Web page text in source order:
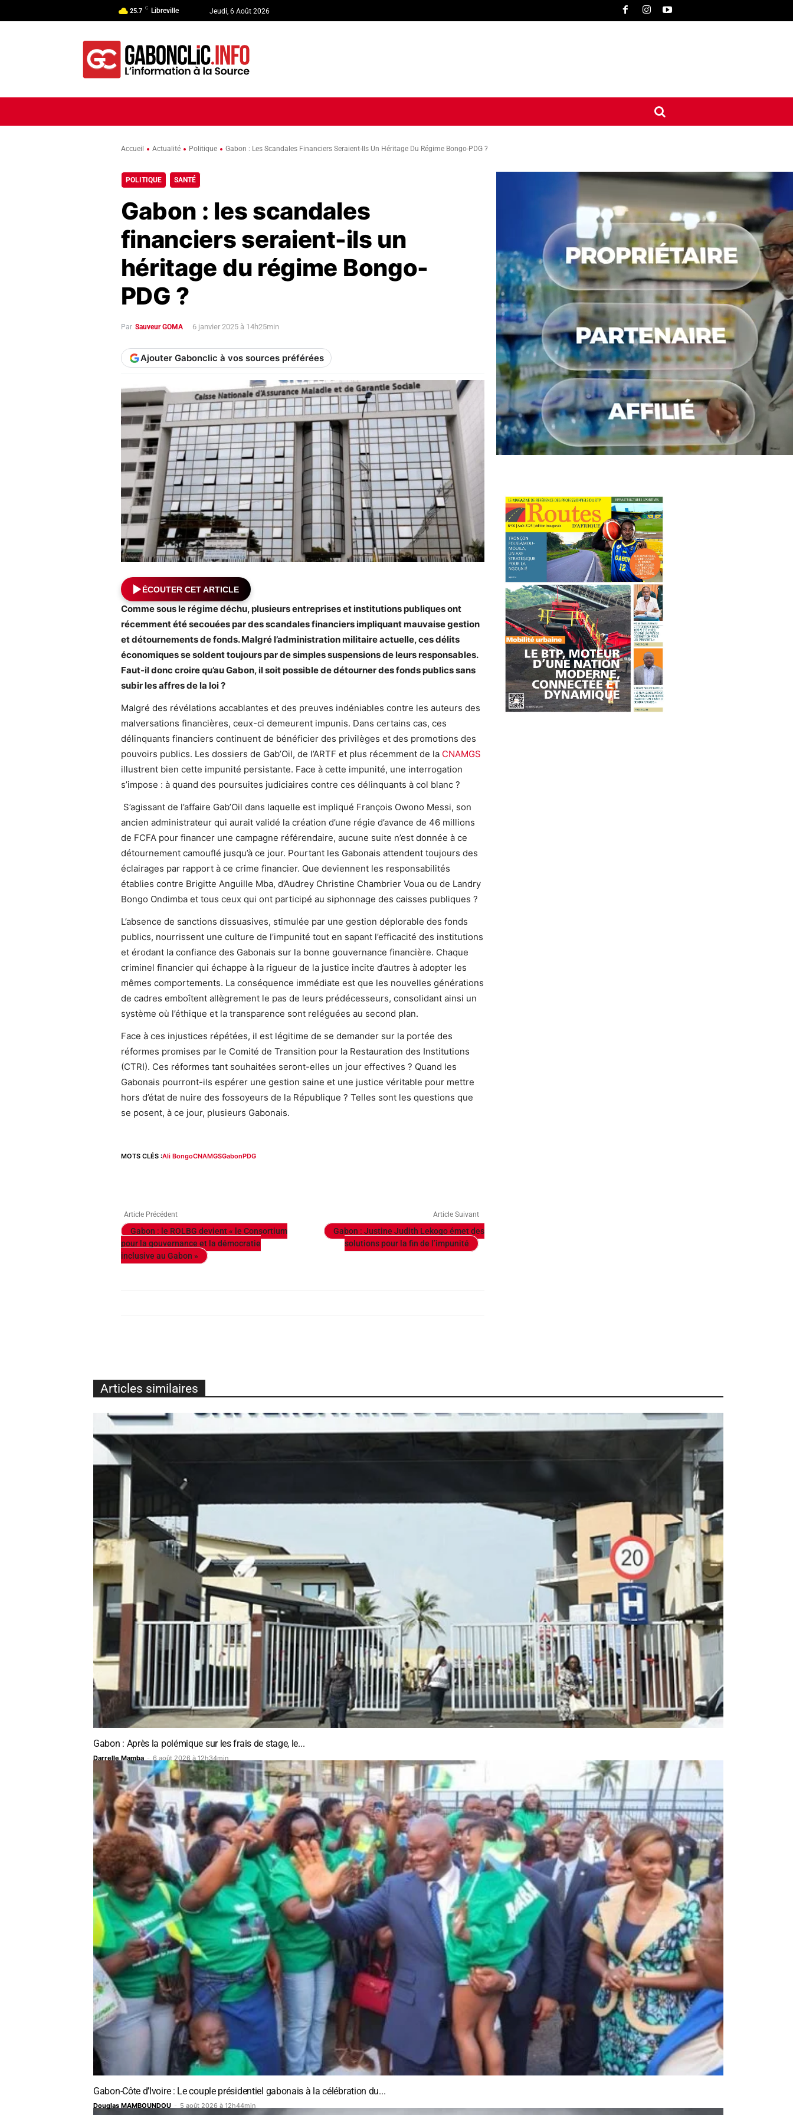
25.7 C Libreville Jeudi, 6 Août 2026
CONTACT
Accueil Actualité Politique Gabon : Les Scandales Financiers Seraient-Ils Un Héritage Du Régime Bongo-PDG ?
POLITIQUE SANTÉ
Gabon : les scandales
financiers seraient-ils un
héritage du régime Bongo-
PDG ?
Par Sauveur GOMA 6 janvier 2025 à 14h25min
Ajouter Gabonclic à vos sources préférées
ÉCOUTER CET ARTICLE
Comme sous le régime déchu, plusieurs entreprises et institutions publiques ont
récemment été secouées par des scandales financiers impliquant mauvaise gestion
et détournements de fonds. Malgré l’administration militaire actuelle, ces délits
économiques se soldent toujours par de simples suspensions de leurs responsables.
Faut-il donc croire qu’au Gabon, il soit possible de détourner des fonds publics sans
subir les affres de la loi ?
Malgré des révélations accablantes et des preuves indéniables contre les auteurs des
malversations financières, ceux-ci demeurent impunis. Dans certains cas, ces
délinquants financiers continuent de bénéficier des privilèges et des promotions des
pouvoirs publics. Les dossiers de Gab’Oil, de l’ARTF et plus récemment de la CNAMGS
illustrent bien cette impunité persistante. Face à cette impunité, une interrogation
s’impose : à quand des poursuites judiciaires contre ces délinquants à col blanc ?
S’agissant de l’affaire Gab’Oil dans laquelle est impliqué François Owono Messi, son
ancien administrateur qui aurait validé la création d’une régie d’avance de 46 millions
de FCFA pour financer une campagne référendaire, aucune suite n’est donnée à ce
détournement camouflé jusqu’à ce jour. Pourtant les Gabonais attendent toujours des
éclairages par rapport à ce crime financier. Que deviennent les responsabilités
établies contre Brigitte Anguille Mba, d’Audrey Christine Chambrier Voua ou de Landry
Bongo Ondimba et tous ceux qui ont participé au siphonnage des caisses publiques ?
L’absence de sanctions dissuasives, stimulée par une gestion déplorable des fonds
publics, nourrissent une culture de l’impunité tout en sapant l’efficacité des institutions
et érodant la confiance des Gabonais sur la bonne gouvernance financière. Chaque
criminel financier qui échappe à la rigueur de la justice incite d’autres à adopter les
mêmes comportements. La conséquence immédiate est que les nouvelles générations
de cadres emboîtent allègrement le pas de leurs prédécesseurs, consolidant ainsi un
système où l’éthique et la transparence sont reléguées au second plan.
Face à ces injustices répétées, il est légitime de se demander sur la portée des
réformes promises par le Comité de Transition pour la Restauration des Institutions
(CTRI). Ces réformes tant souhaitées seront-elles un jour effectives ? Quand les
Gabonais pourront-ils espérer une gestion saine et une justice véritable pour mettre
hors d’état de nuire des fossoyeurs de la République ? Telles sont les questions que
se posent, à ce jour, plusieurs Gabonais.
MOTS CLÉS :Ali BongoCNAMGSGabonPDG
Article Précédent
Gabon : le ROLBG devient « le Consortium
pour la gouvernance et la démocratie
inclusive au Gabon »
Article Suivant
Gabon : Justine Judith Lekogo émet des
solutions pour la fin de l’impunité
Articles similaires
Gabon : Après la polémique sur les frais de stage, le...
Darrelle Mamba - 6 août 2026 à 12h34min
Gabon-Côte d’Ivoire : Le couple présidentiel gabonais à la célébration du...
Douglas MAMBOUNDOU - 5 août 2026 à 12h44min